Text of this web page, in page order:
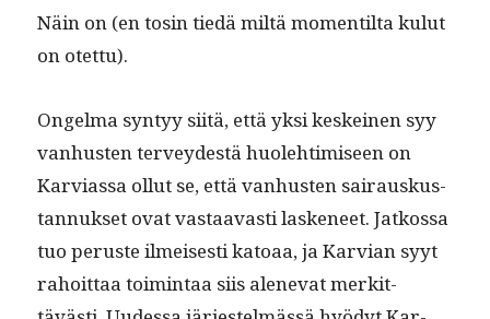
Näin on (en tosin tiedä miltä momen­til­ta kulut
on otettu).
Ongel­ma syn­tyy siitä, että yksi keskeinen syy
van­hus­ten ter­vey­destä huole­htimiseen on
Karvi­as­sa ollut se, että van­hus­ten sairauskus­
tan­nuk­set ovat vas­taavasti laske­neet. Jatkos­sa
tuo peruste ilmeis­es­ti katoaa, ja Kar­vian syyt
rahoit­taa toim­intaa siis alenevat merkit­